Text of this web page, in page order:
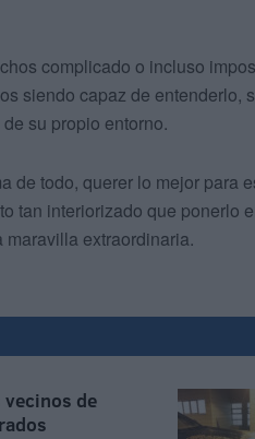
complicado o incluso
siendo capaz de entenderlo,
su propio entorno.
de todo, querer lo mejor para
tan interiorizado que ponerlo
extraordinaria.
vecinos de